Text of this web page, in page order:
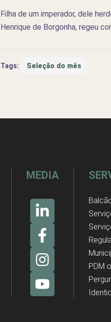
Filha de um imperador, dele
Henrique de Borgonha, regeu
Tags: Seleção do mês
MEDIA
PDM